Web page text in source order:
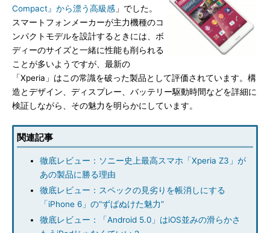
Compact』から漂う高級感 」でした。
スマートフォンメーカーが主力機種のコ
ンパクトモデルを設計するときには、ボ
ディーのサイズと一緒に性能も削られる
ことが多いようですが、最新の
「Xperia」はこの常識を破った製品として評価されています。構
造とデザイン、ディスプレー、バッテリー駆動時間などを詳細に
検証しながら、その魅力を明らかにしています。
関連記事
徹底レビュー：ソニー史上最高スマホ「Xperia Z3」が
あの製品に勝る理由
徹底レビュー：スペックの見劣りを帳消しにする
「iPhone 6」の“ずばぬけた魅力”
徹底レビュー：「Android 5.0」はiOS並みの滑らかさ